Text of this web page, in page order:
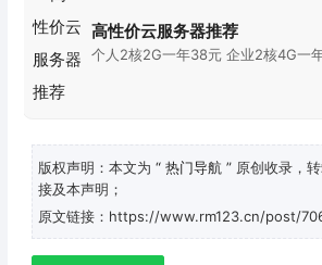
高性价云服务器推荐
个人2核2G一年38元 企业2核4G一
版权声明：本文为 “ 热门导航 ” 原创收录，
接及本声明；
原文链接：https://www.rm123.cn/post/